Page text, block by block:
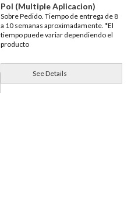
Pol (Multiple Aplicacion)
Sobre Pedido. Tiempo de entrega de 8
a 10 semanas aproximadamente. *El
tiempo puede variar dependiendo el
producto
See Details